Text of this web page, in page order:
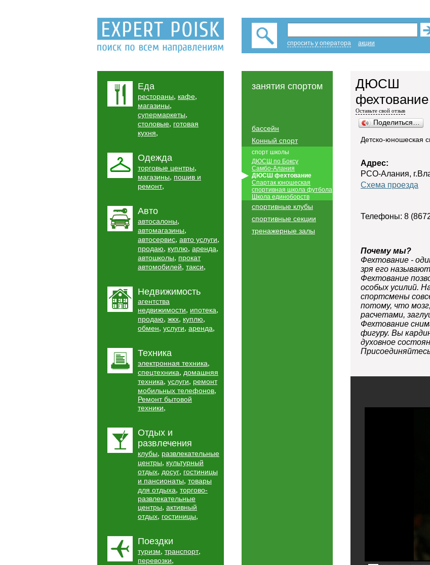
спросить у оператора акции
Еда
рестораны, кафе,
магазины,
супермаркеты,
столовые, готовая
кухня,
Одежда
торговые центры,
магазины, пошив и
ремонт,
Авто
автосалоны,
автомагазины,
автосервис, авто услуги,
продаю, куплю, аренда,
автошколы, прокат
автомобилей, такси,
Недвижимость
агентства
недвижимости, ипотека,
продаю, жкх, куплю,
обмен, услуги, аренда,
Техника
электронная техника,
спецтехника, домашняя
техника, услуги, ремонт
мобильных телефонов,
Ремонт бытовой
техники,
Отдых и
развлечения
клубы, развлекательные
центры, культурный
отдых, досуг, гостиницы
и пансионаты, товары
для отдыха, торгово-
развлекательные
центры, активный
отдых, гостиницы,
Поездки
туризм, транспорт,
перевозки,
занятия спортом
бассейн
Конный спорт
спорт школы
ДЮСШ по Боксу
Самбо-Алания
ДЮСШ фехтование
Спартак юношеская
спортивная школа футбола
Школа единоборств
спортивные клубы
спортивные секции
тренажерные залы
ДЮСШ
фехтование
Оставьте свой отзыв
Поделиться…
Детско-юношеская
Адрес:
РСО-Алания,
Схема проезда
Телефоны: 8
Почему мы?
Фехтование -
зря его
Фехтование
особых усилий.
спортсмены
потому, что
расчетами,
Фехтование
фигуру. Вы
духовное